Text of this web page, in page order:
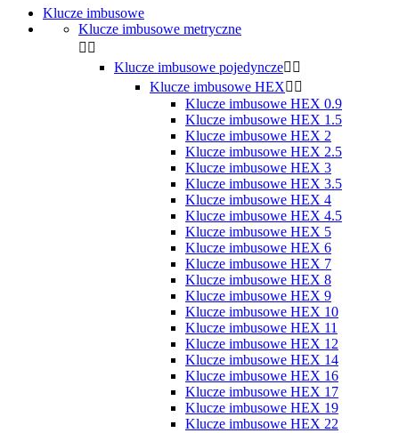
Klucze imbusowe
Klucze imbusowe metryczne
 
Klucze imbusowe pojedyncze 
Klucze imbusowe HEX 
Klucze imbusowe HEX 0.9
Klucze imbusowe HEX 1.5
Klucze imbusowe HEX 2
Klucze imbusowe HEX 2.5
Klucze imbusowe HEX 3
Klucze imbusowe HEX 3.5
Klucze imbusowe HEX 4
Klucze imbusowe HEX 4.5
Klucze imbusowe HEX 5
Klucze imbusowe HEX 6
Klucze imbusowe HEX 7
Klucze imbusowe HEX 8
Klucze imbusowe HEX 9
Klucze imbusowe HEX 10
Klucze imbusowe HEX 11
Klucze imbusowe HEX 12
Klucze imbusowe HEX 14
Klucze imbusowe HEX 16
Klucze imbusowe HEX 17
Klucze imbusowe HEX 19
Klucze imbusowe HEX 22